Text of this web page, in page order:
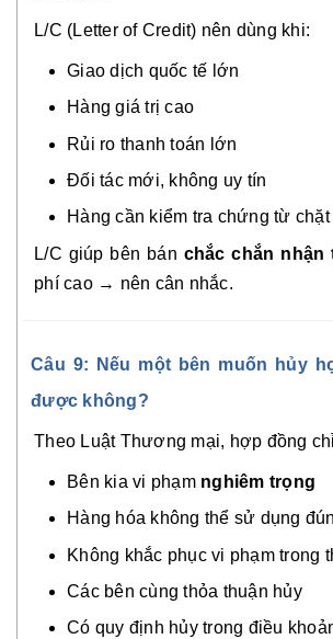
L/C (Letter of Credit) nên dùng khi:
Giao dịch quốc tế lớn
Hàng giá trị cao
Rủi ro thanh toán lớn
Đối tác mới, không uy tín
Hàng cần kiểm tra chứng từ chặt
L/C giúp bên bán chắc chắn nhận
phí cao → nên cân nhắc.
Câu 9: Nếu một bên muốn hủy
được không?
Theo Luật Thương mại, hợp đồng
Bên kia vi phạm nghiêm trọng
Hàng hóa không thể sử dụng
Không khắc phục vi phạm trong
Các bên cùng thỏa thuận hủy
Có quy định hủy trong điều